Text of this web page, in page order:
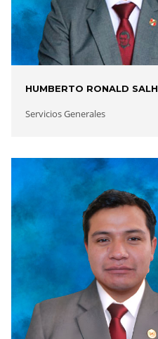
HUMBERTO RONALD
Servicios Generales